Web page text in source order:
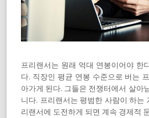
프리랜서는 원래 억대 연봉이어야 한
다. 직장인 평균 연봉 수준으로 버는
아가게 된다. 그들은 전쟁터에서 살아
니다. 프리랜서는 평범한 사람이 하는
리랜서에 도전하게 되면 계속 경제적